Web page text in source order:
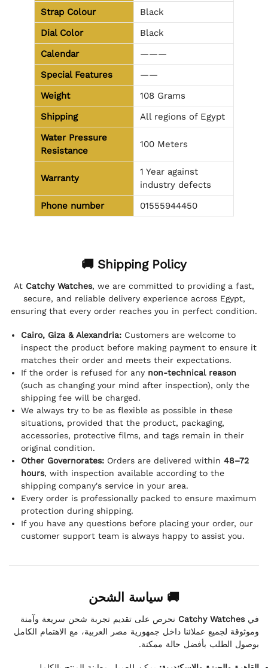
Strap Colour
Black
Dial Color
Black
Calendar
———
Special Features
——
Weight
108 Grams
Shipping
All regions of Egypt
Water Pressure
Resistance
100 Meters
Warranty
1 Year against
industry defects
Phone number
01555944450
🚚 Shipping Policy
At Catchy Watches, we are committed to providing a fast,
secure, and reliable delivery experience across Egypt,
ensuring that every order reaches you in perfect condition.
Cairo, Giza & Alexandria: Customers are welcome to
inspect the product before making payment to ensure it
matches their order and meets their expectations.
If the order is refused for any non-technical reason
(such as changing your mind after inspection), only the
shipping fee will be charged.
We always try to be as flexible as possible in these
situations, provided that the product, packaging,
accessories, protective films, and tags remain in their
original condition.
Other Governorates: Orders are delivered within 48–72
hours, with inspection available according to the
shipping company's service in your area.
Every order is professionally packed to ensure maximum
protection during shipping.
If you have any questions before placing your order, our
customer support team is always happy to assist you.
🚚 سياسة الشحن
فيCatchy Watches نحرص على تقديم تجربة شحن سريعة وآمنة
وموثوقة لجميع عملائنا داخل جمهورية مصر العربية، مع الاهتمام الكامل
بوصول الطلب بأفضل حالة ممكنة.